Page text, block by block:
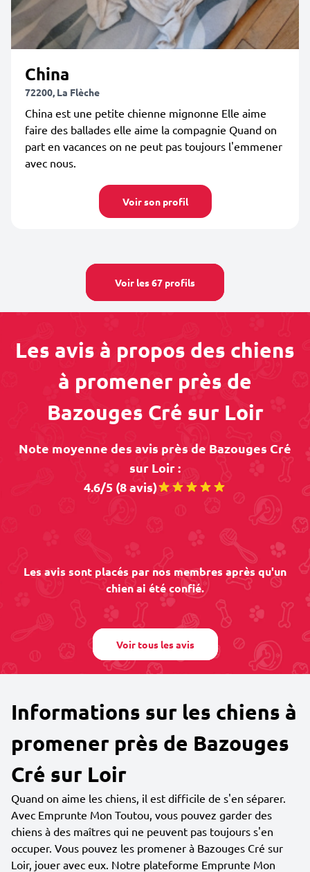
China
72200, La Flèche
China est une petite chienne mignonne Elle aime
faire des ballades elle aime la compagnie Quand on
part en vacances on ne peut pas toujours l'emmener
avec nous.
Voir son profil
Voir les 67 profils
Les avis à propos des chiens
à promener près de
Bazouges Cré sur Loir
Note moyenne des avis près de Bazouges Cré
sur Loir :
4.6/5 (8 avis)
Les avis sont placés par nos membres après qu'un
chien ai été confié.
Voir tous les avis
Informations sur les chiens à
promener près de Bazouges
Cré sur Loir
Quand on aime les chiens, il est difficile de s'en séparer.
Avec Emprunte Mon Toutou, vous pouvez garder des
chiens à des maîtres qui ne peuvent pas toujours s'en
occuper. Vous pouvez les promener à Bazouges Cré sur
Loir, jouer avec eux. Notre plateforme Emprunte Mon